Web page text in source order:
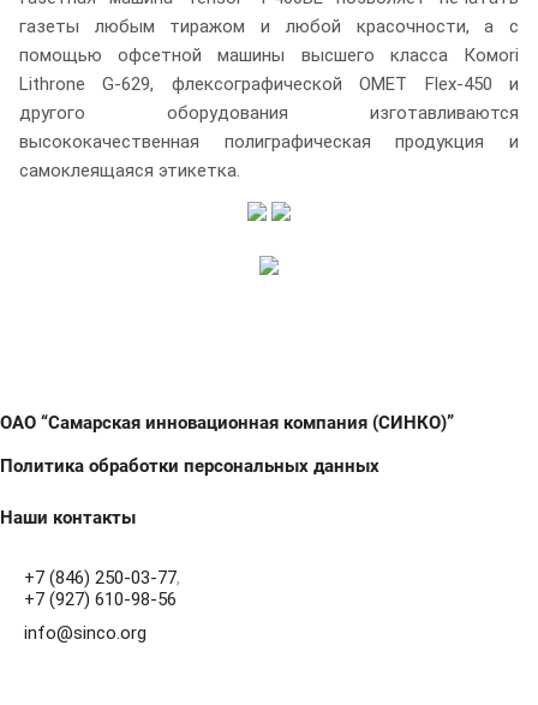
газеты любым тиражом и любой красочности, а с
помощью офсетной машины высшего класса Комоri
Lithrone G-629, флексографической ОМЕТ Flex-450 и
другого оборудования изготавливаются
высококачественная полиграфическая продукция и
самоклеящаяся этикетка.
ОАО “Самарская инновационная компания (СИНКО)”
Политика обработки персональных данных
Наши контакты
+7 (846) 250-03-77,
+7 (927) 610-98-56
info@sinco.org